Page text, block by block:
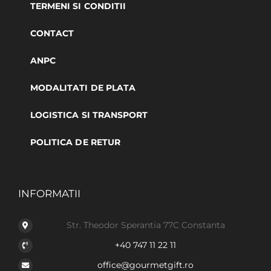
TERMENI SI CONDITII
CONTACT
ANPC
MODALITATI DE PLATA
LOGISTICA SI TRANSPORT
POLITICA DE RETUR
INFORMATII
Str. Theodor Sperantia 77C Constanta
+40 747 11 22 11
office@gourmetgift.ro